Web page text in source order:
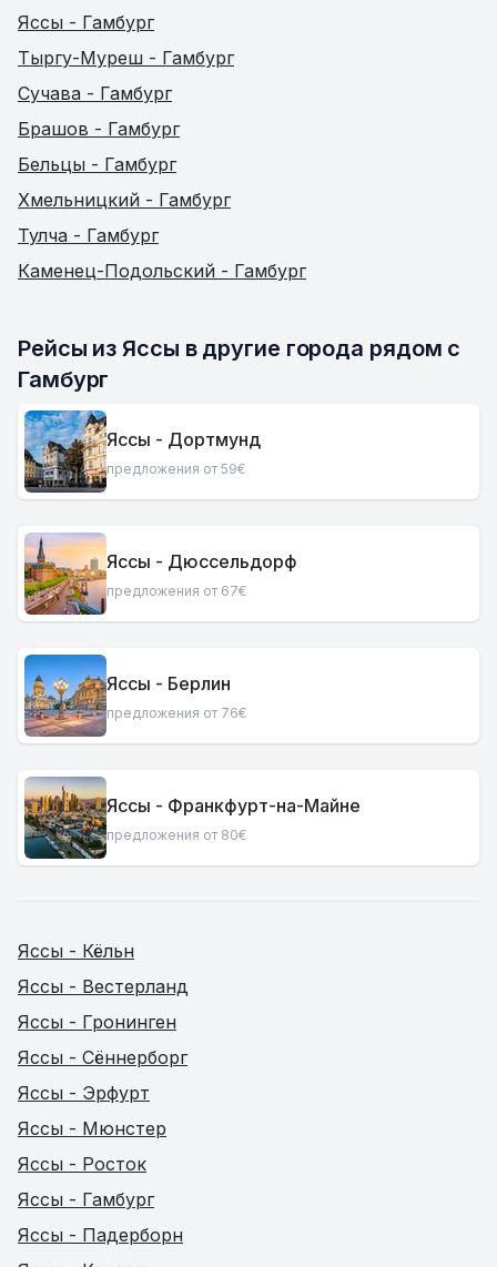
Яссы - Гамбург
Тыргу-Муреш - Гамбург
Сучава - Гамбург
Брашов - Гамбург
Бельцы - Гамбург
Хмельницкий - Гамбург
Тулча - Гамбург
Каменец-Подольский - Гамбург
Рейсы из Яссы в другие города рядом с
Гамбург
Яссы - Дортмунд
предложения от 59€
Яссы - Дюссельдорф
предложения от 67€
Яссы - Берлин
предложения от 76€
Яссы - Франкфурт-на-Майне
предложения от 80€
Яссы - Кёльн
Яссы - Вестерланд
Яссы - Гронинген
Яссы - Сённерборг
Яссы - Эрфурт
Яссы - Мюнстер
Яссы - Росток
Яссы - Гамбург
Яссы - Падерборн